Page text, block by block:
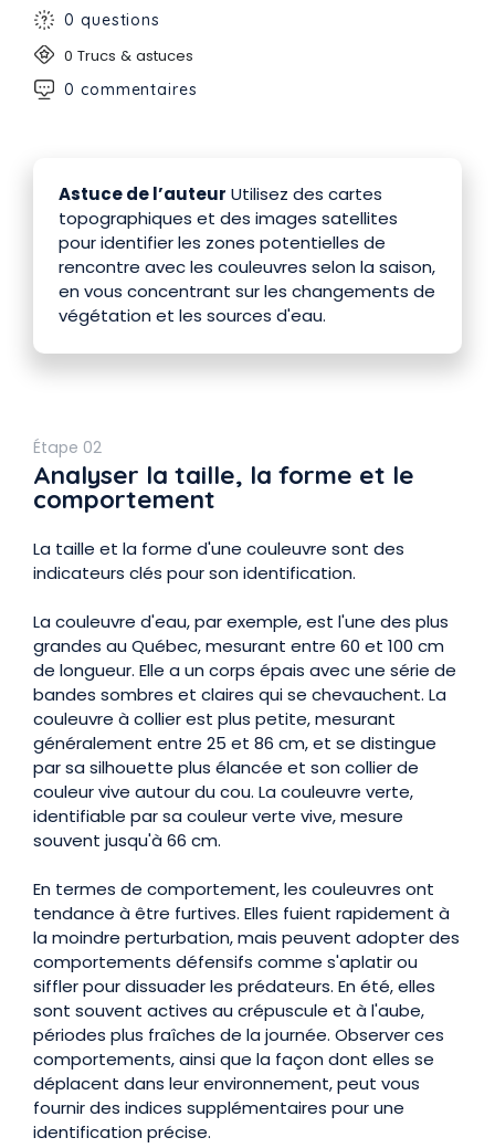
0 questions
0 Trucs & astuces
0 commentaires
Astuce de l’auteur Utilisez des cartes
topographiques et des images satellites
pour identifier les zones potentielles de
rencontre avec les couleuvres selon la saison,
en vous concentrant sur les changements de
végétation et les sources d'eau.
Étape 02
Analyser la taille, la forme et le
comportement
La taille et la forme d'une couleuvre sont des
indicateurs clés pour son identification.
La couleuvre d'eau, par exemple, est l'une des plus
grandes au Québec, mesurant entre 60 et 100 cm
de longueur. Elle a un corps épais avec une série de
bandes sombres et claires qui se chevauchent. La
couleuvre à collier est plus petite, mesurant
généralement entre 25 et 86 cm, et se distingue
par sa silhouette plus élancée et son collier de
couleur vive autour du cou. La couleuvre verte,
identifiable par sa couleur verte vive, mesure
souvent jusqu'à 66 cm.
En termes de comportement, les couleuvres ont
tendance à être furtives. Elles fuient rapidement à
la moindre perturbation, mais peuvent adopter des
comportements défensifs comme s'aplatir ou
siffler pour dissuader les prédateurs. En été, elles
sont souvent actives au crépuscule et à l'aube,
périodes plus fraîches de la journée. Observer ces
comportements, ainsi que la façon dont elles se
déplacent dans leur environnement, peut vous
fournir des indices supplémentaires pour une
identification précise.